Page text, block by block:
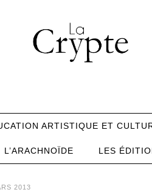
ARTISTIQUE ET
L’ARACHNOÏDE LES
2013